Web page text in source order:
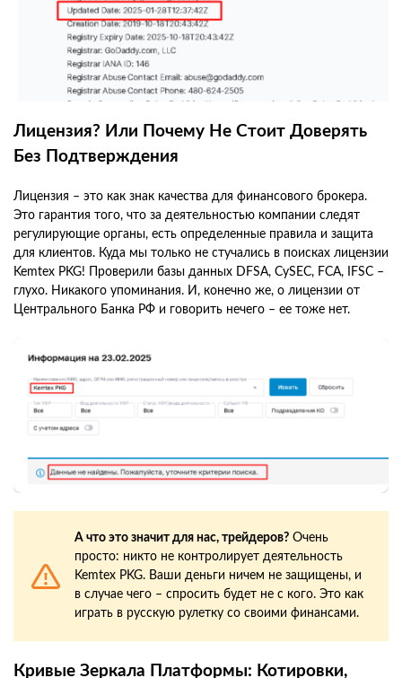
Лицензия? Или Почему Не Стоит Доверять
Без Подтверждения
Лицензия – это как знак качества для финансового брокера.
Это гарантия того, что за деятельностью компании следят
регулирующие органы, есть определенные правила и защита
для клиентов. Куда мы только не стучались в поисках лицензии
Kemtex PKG! Проверили базы данных DFSA, CySEC, FCA, IFSC –
глухо. Никакого упоминания. И, конечно же, о лицензии от
Центрального Банка РФ и говорить нечего – ее тоже нет.
А что это значит для нас, трейдеров? Очень
просто: никто не контролирует деятельность
Kemtex PKG. Ваши деньги ничем не защищены, и
в случае чего – спросить будет не с кого. Это как
играть в русскую рулетку со своими финансами.
Кривые Зеркала Платформы: Котировки,